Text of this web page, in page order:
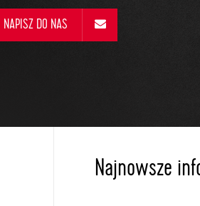
NAPISZ DO NAS
Najnowsze